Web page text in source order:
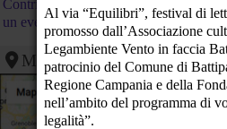
16
17
18
19
Contribuisci al calendario di
un evento
Mappa
Al via “Equilibri”, festival di
promosso dall’Associazione
Legambiente Vento in faccia
patrocinio del Comune di
Regione Campania e della
nell’ambito del programma di
legalità”.